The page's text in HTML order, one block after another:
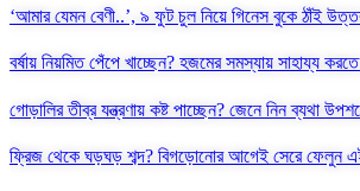
‘আমার যেমন বেণী..’, ৯ ফুট চুল নিয়ে গিনেস বুকে ঠাঁই
বর্ষায় নিয়মিত পেঁপে খাচ্ছেন? হজমের সমস্যায় সাহায্য
গোড়ালির তীব্র যন্ত্রণায় কষ্ট পাচ্ছেন? জেনে নিন ব্যথা
ফ্রিজ থেকে ঘড়ঘড় শব্দ? বিগড়োনোর আগেই সেরে ফেলুন